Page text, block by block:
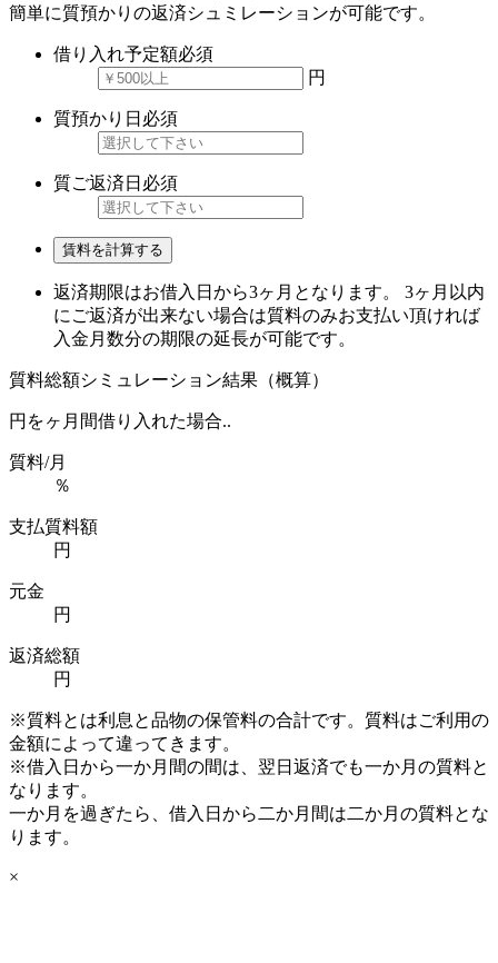
簡単に質預かりの返済シュミレーションが可能です。
借り入れ予定額必須
円
質預かり日 必須
質ご返済日 必須
賃料を計算する
返済期限はお借入日から3ヶ月となります。 3ヶ月以内
にご返済が出来ない場合は質料のみお支払い頂ければ
入金月数分の期限の延長が可能です。
質料総額シミュレーション結果（概算）
円をヶ月間借り入れた場合..
質料/月
％
支払質料額
円
元金
円
返済総額
円
※質料とは利息と品物の保管料の合計です。質料はご利用の
金額によって違ってきます。
※借入日から一か月間の間は、翌日返済でも一か月の質料と
なります。
一か月を過ぎたら、借入日から二か月間は二か月の質料とな
ります。
×